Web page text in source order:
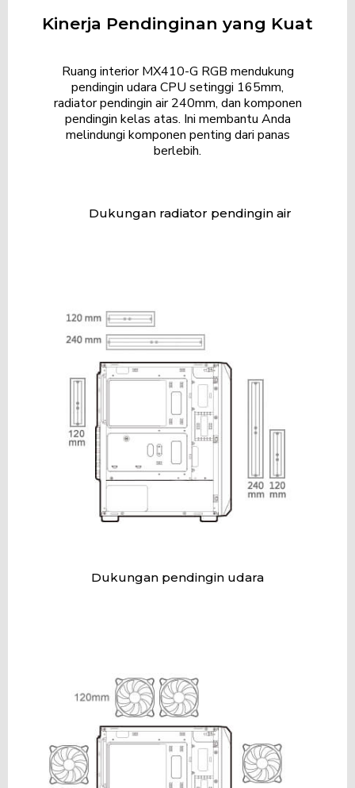
Kinerja Pendinginan yang Kuat
Ruang interior MX410-G RGB mendukung
pendingin udara CPU setinggi 165mm,
radiator pendingin air 240mm, dan komponen
pendingin kelas atas. Ini membantu Anda
melindungi komponen penting dari panas
berlebih.
Dukungan radiator pendingin air
Dukungan pendingin udara